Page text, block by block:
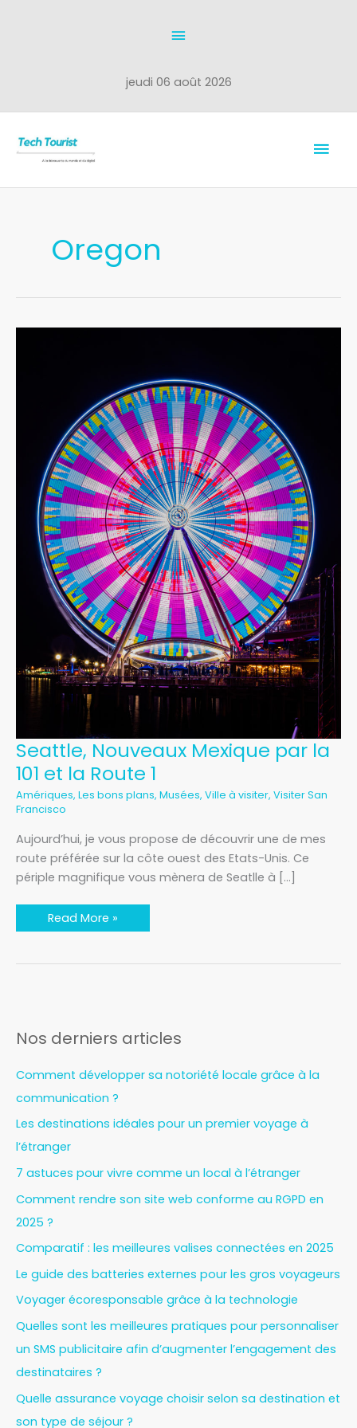
dessus
de
l'en-
jeudi 06 août 2026
Oregon
Seattle, Nouveaux Mexique par la
101 et la Route 1
Amériques, Les bons plans, Musées, Ville à visiter, Visiter San
Francisco
Aujourd’hui, je vous propose de découvrir une de mes
route préférée sur la côte ouest des Etats-Unis. Ce
périple magnifique vous mènera de Seatlle à […]
Seattle,
Nouveaux
Mexique
par
101
et
Route
1
Read More »
Nos derniers articles
Comment développer sa notoriété locale grâce à la
communication ?
Les destinations idéales pour un premier voyage à
l’étranger
7 astuces pour vivre comme un local à l’étranger
Comment rendre son site web conforme au RGPD en
2025 ?
Comparatif : les meilleures valises connectées en 2025
Le guide des batteries externes pour les gros voyageurs
Voyager écoresponsable grâce à la technologie
Quelles sont les meilleures pratiques pour personnaliser
un SMS publicitaire afin d’augmenter l’engagement des
destinataires ?
Quelle assurance voyage choisir selon sa destination et
son type de séjour ?